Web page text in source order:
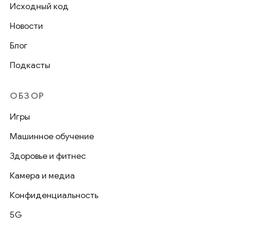
Исходный код
Новости
Блог
Подкасты
ОБЗОР
Игры
Машинное обучение
Здоровье и фитнес
Камера и медиа
Конфиденциальность
5G